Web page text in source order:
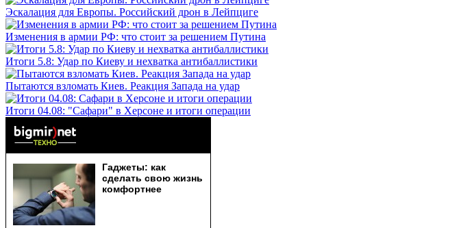
Эскалация для Европы. Российский дрон в Лейпциге
Изменения в армии РФ: что стоит за решением Путина
Итоги 5.8: Удар по Киеву и нехватка антибаллистики
Пытаются взломать Киев. Реакция Запада на удар
Итоги 04.08: "Сафари" в Херсоне и итоги операции